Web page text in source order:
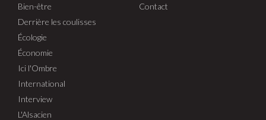
Bien-être
Derrière les coulisses
Écologie
Économie
Ici l'Ombre
International
Interview
L'Alsacien
Contact